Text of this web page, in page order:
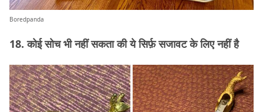
Boredpanda
18. कोई सोच भी नहीं सकता की ये सिर्फ़ सजावट के लिए नहीं है